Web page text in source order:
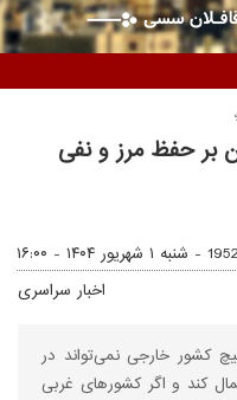
بر حفظ مرز و نفی
شنبه ۱ شهریور ۱۴۰۴ - ۱۶:۰۰
اخبار سراسری
کشور خارجی نمی‌تواند در
کند و اگر کشورهای غربی